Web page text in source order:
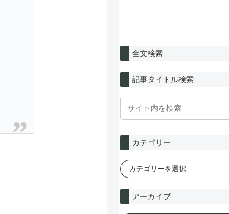
全文検索
記事タイトル検索
カテゴリー
アーカイブ